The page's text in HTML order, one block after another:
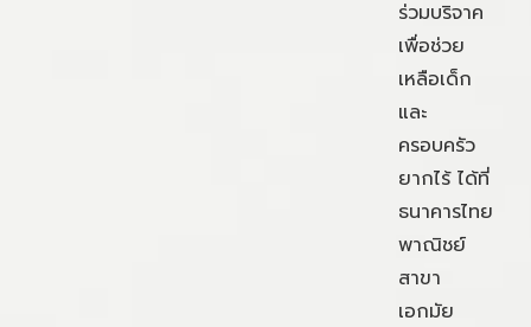
ร่วมบริจาค
เพื่อช่วย
เหลือเด็ก
และ
ครอบครัว
ยากไร้ ได้ที่
ธนาคารไทย
พาณิชย์
สาขา
เอกมัย